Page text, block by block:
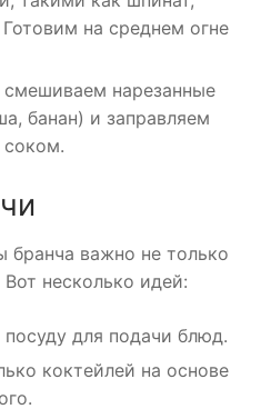
на среднем огне
смешиваем нарезанные
банан) и заправляем
бранча важно не только
несколько идей:
для подачи блюд.
коктейлей на основе